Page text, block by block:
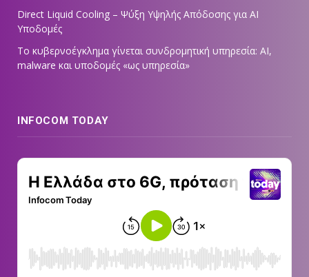
Direct Liquid Cooling – Ψύξη Υψηλής Απόδοσης για AI
Υποδομές
Το κυβερνοέγκλημα γίνεται συνδρομητική υπηρεσία: AI,
malware και υποδομές «ως υπηρεσία»
INFOCOM TODAY